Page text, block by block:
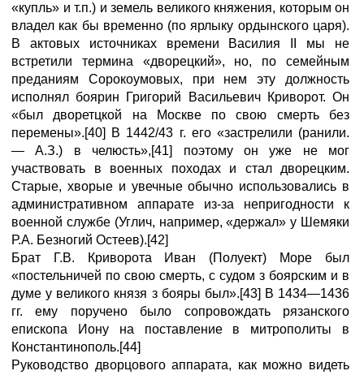
«купль» и т.п.) и земель великого княжения, которым он
владел как бы временно (по ярлыку ордынского царя).
В актовых источниках времени Василия II мы не
встретили термина «дворецкий», но, по семейным
преданиям Сорокоумовых, при нем эту должность
исполнял боярин Григорий Васильевич Криворот. Он
«был дворетцкой на Москве по свою смерть без
перемены».[40] В 1442/43 г. его «застрелили (ранили.
— А.З.) в челюсть»,[41] поэтому он уже не мог
участвовать в военных походах и стал дворецким.
Старые, хворые и увечные обычно использовались в
административном аппарате из-за непригодности к
военной службе (Углич, например, «держал» у Шемяки
Р.А. Безногий Остеев).[42]
Брат Г.В. Криворота Иван (Полуект) Море был
«постельничей по свою смерть, с судом з боярским и в
думе у великого князя з бояры был».[43] В 1434—1436
гг. ему поручено было сопровождать рязанского
епископа Иону на поставление в митрополиты в
Константинополь.[44]
Руководство дворцового аппарата, как можно видеть